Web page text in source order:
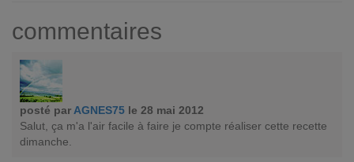
commentaires
posté parAGNES75 le 28 mai 2012
Salut, ça m'a l'air facile à faire je compte réaliser cette recette
dimanche.